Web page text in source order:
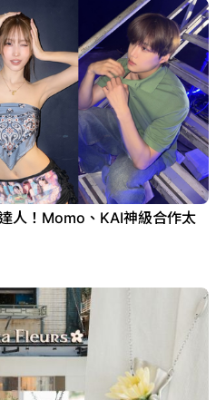
人！Momo、KAI神級合作太